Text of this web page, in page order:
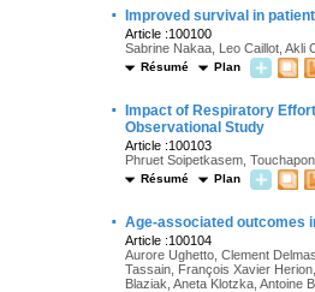
· Improved survival in
Article :100100
Sabrine Nakaa, Leo Caillot, Akli
Résumé Plan
·
Impact of Respiratory
Observational Study
Article :100103
Phruet Soipetkasem,
Résumé Plan
· Age-associated outcomes
Article :100104
Aurore Ughetto, Clement
Tassain, François Xavier
Blaziak, Aneta Klotzka, Antoine